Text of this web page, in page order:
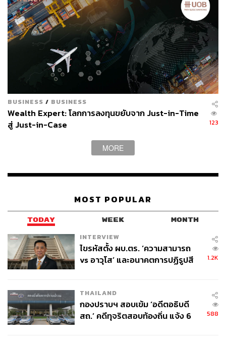
BUSINESS / BUSINESS
Wealth Expert: โลกการลงทุนขยับจาก Just-in-Time
สู่ Just-in-Case
123
MORE
MOST POPULAR
TODAY WEEK MONTH
INTERVIEW
ไขรหัสตั้ง ผบ.ตร. ‘ความสามารถ
vs อาวุโส’ และอนาคตการปฏิรูปสี
1.2K
THAILAND
กองปราบฯ สอบเข้ม ‘อดีตอธิบดี
สถ.’ คดีทุจริตสอบท้องถิ่น แจ้ง 6
588